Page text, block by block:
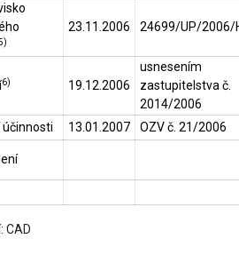
23.11.2006 24699/UP/2006/
6) 19.12.2006
usnesením
zastupitelstva č.
2014/2006
13.01.2007
OZV č. 21/2006
CAD